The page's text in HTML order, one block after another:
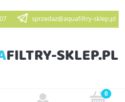
sprzedaz@aquafiltry-sklep.pl